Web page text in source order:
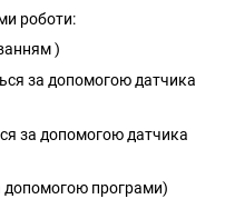
роботи:
)
за допомогою датчика
за допомогою датчика
допомогою програми)